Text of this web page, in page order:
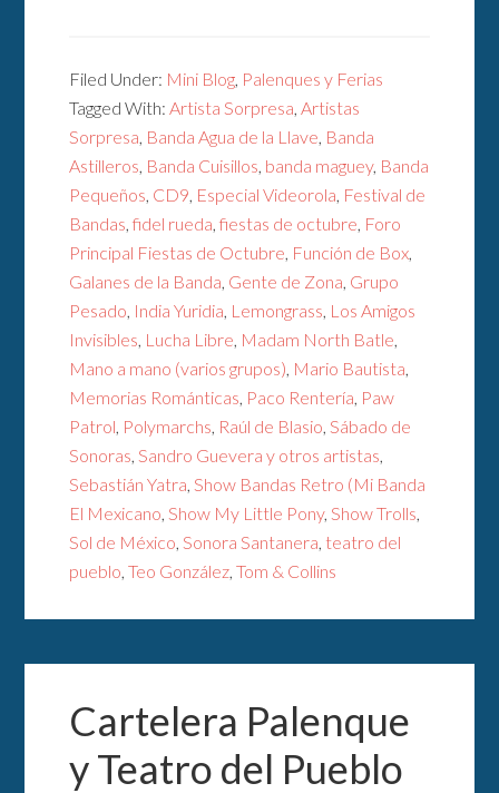
Filed Under: Mini Blog, Palenques y Ferias
Tagged With:Artista Sorpresa,Artistas
Sorpresa, Banda Agua de la Llave, Banda
Astilleros, Banda Cuisillos, banda maguey, Banda
Pequeños, CD9, Especial Videorola, Festival de
Bandas,fidel rueda,fiestas de octubre, Foro
Principal Fiestas de Octubre, Función de Box,
Galanes de la Banda, Gente de Zona, Grupo
Pesado, India Yuridia, Lemongrass, Los Amigos
Invisibles, Lucha Libre, Madam North Batle,
Mano a mano (varios grupos), Mario Bautista,
Memorias Románticas, Paco Rentería, Paw
Patrol, Polymarchs, Raúl de Blasio,Sábado de
Sonoras,Sandro Guevera y otros artistas,
Sebastián Yatra,Show Bandas Retro (Mi Banda
El Mexicano,Show My Little Pony,Show Trolls,
Sol de México,Sonora Santanera, teatro del
pueblo,Teo González,Tom & Collins
Cartelera Palenque
y Teatro del Pueblo